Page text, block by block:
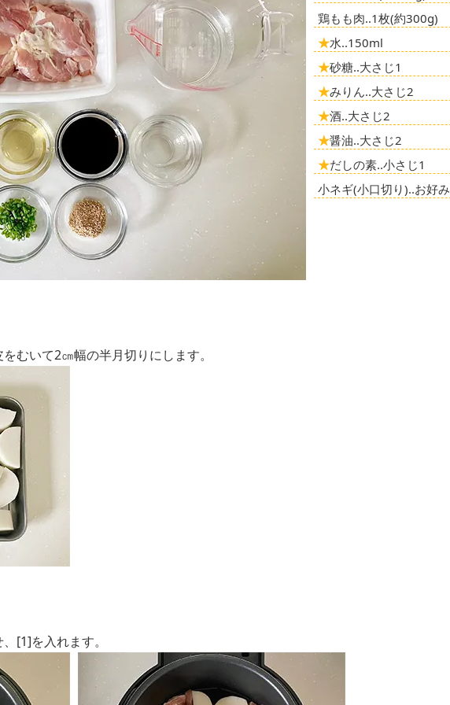
鶏もも肉‥1枚(約300g)
★水‥150ml
★砂糖‥大さじ1
★みりん‥大さじ2
★酒‥大さじ2
★醤油‥大さじ2
★だしの素‥小さじ1
小ネギ(小口切り)‥お好み
むいて2㎝幅の半月切りにします。
[1]を入れます。